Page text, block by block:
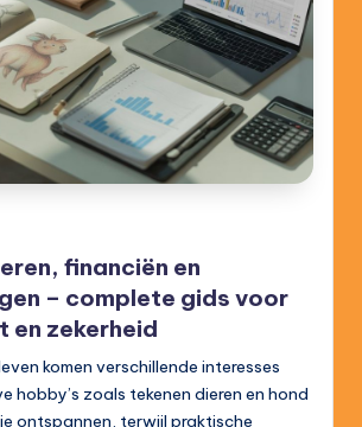
financiën en
– complete gids voor
zekerheid
komen verschillende interesses
hobby’s zoals tekenen dieren en hond
ontspannen, terwijl praktische